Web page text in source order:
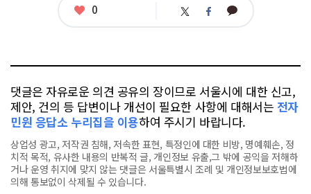
좋
0 트 페 카
댓글은 자유로운 의견 공유의 장이므로 서울시에 대한 신고,
제안, 건의 등 답변이나 개선이 필요한 사항에 대해서는 전자
민원 응답소 누리집을 이용하여 주시기 바랍니다.
상업성 광고, 저작권 침해, 저속한 표현, 특정인에 대한 비방, 명예훼손, 정
치적 목적, 유사한 내용의 반복적 글, 개인정보 유출,그 밖에 공익을 저해하
거나 운영 취지에 맞지 않는 댓글은 서울특별시 조례 및 개인정보보호법에
의해 통보없이 삭제될 수 있습니다.